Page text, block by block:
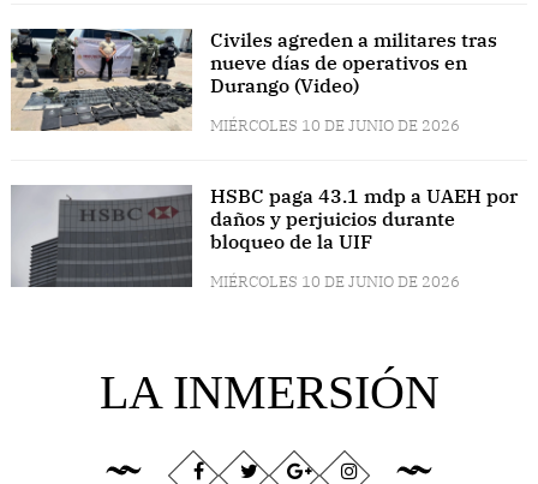
Civiles agreden a militares tras
nueve días de operativos en
Durango (Video)
MIÉRCOLES 10 DE JUNIO DE 2026
HSBC paga 43.1 mdp a UAEH por
daños y perjuicios durante
bloqueo de la UIF
MIÉRCOLES 10 DE JUNIO DE 2026
LA INMERSIÓN